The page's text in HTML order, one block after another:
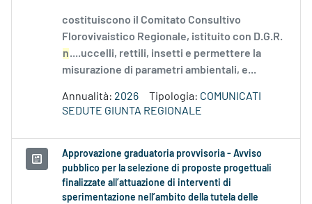
costituiscono il Comitato Consultivo
Florovivaistico Regionale, istituito con D.G.R.
n....uccelli, rettili, insetti e permettere la
misurazione di parametri ambientali, e...
Annualità: 2026 Tipologia: COMUNICATI
SEDUTE GIUNTA REGIONALE
Approvazione graduatoria provvisoria - Avviso
pubblico per la selezione di proposte progettuali
finalizzate all’attuazione di interventi di
sperimentazione nell’ambito della tutela delle